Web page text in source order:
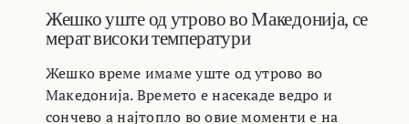
Жешко уште од утрово во Македонија, се
мерат високи температури
Жешко време имаме уште од утрово во
Македонија. Времето е насекаде ведро и
сончево а најтопло во овие моменти е на